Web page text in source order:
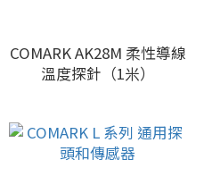
COMARK AK28M 柔性導線
溫度探針（1米）